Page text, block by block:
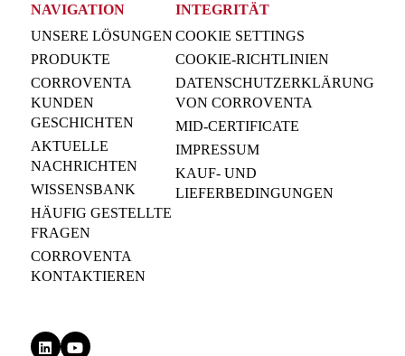
NAVIGATION
UNSERE LÖSUNGEN
PRODUKTE
CORROVENTA
KUNDEN
GESCHICHTEN
AKTUELLE
NACHRICHTEN
WISSENSBANK
HÄUFIG GESTELLTE
FRAGEN
CORROVENTA
KONTAKTIEREN
INTEGRITÄT
COOKIE SETTINGS
COOKIE-RICHTLINIEN
DATENSCHUTZERKLÄRUNG
VON CORROVENTA
MID-CERTIFICATE
IMPRESSUM
KAUF- UND
LIEFERBEDINGUNGEN